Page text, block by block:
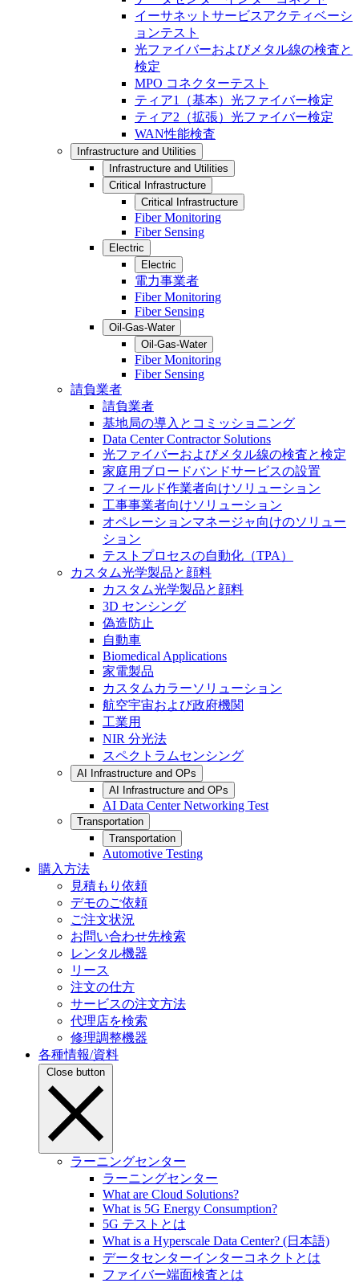
イーサネットサービスアクティベーシ
ョンテスト
光ファイバーおよびメタル線の検査と
検定
MPO コネクターテスト
ティア1（基本）光ファイバー検定
ティア2（拡張）光ファイバー検定
WAN性能検査
Infrastructure and Utilities
Infrastructure and Utilities
Critical Infrastructure
Critical Infrastructure
Fiber Monitoring
Fiber Sensing
Electric
Electric
電力事業者
Fiber Monitoring
Fiber Sensing
Oil-Gas-Water
Oil-Gas-Water
Fiber Monitoring
Fiber Sensing
請負業者
請負業者
基地局の導入とコミッショニング
Data Center Contractor Solutions
光ファイバーおよびメタル線の検査と検定
家庭用ブロードバンドサービスの設置
フィールド作業者向けソリューション
工事事業者向けソリューション
オペレーションマネージャ向けのソリュー
ション
テストプロセスの自動化（TPA）
カスタム光学製品と顔料
カスタム光学製品と顔料
3D センシング
偽造防止
自動車
Biomedical Applications
家電製品
カスタムカラーソリューション
航空宇宙および政府機関
工業用
NIR 分光法
スペクトラムセンシング
AI Infrastructure and OPs
AI Infrastructure and OPs
AI Data Center Networking Test
Transportation
Transportation
Automotive Testing
購入方法
見積もり依頼
デモのご依頼
ご注文状況
お問い合わせ先検索
レンタル機器
リース
注文の仕方
サービスの注文方法
代理店を検索
修理調整機器
各種情報/資料
Close button
ラーニングセンター
ラーニングセンター
What are Cloud Solutions?
What is 5G Energy Consumption?
5G テストとは
What is a Hyperscale Data Center? (日本語)
データセンターインターコネクトとは
ファイバー端面検査とは